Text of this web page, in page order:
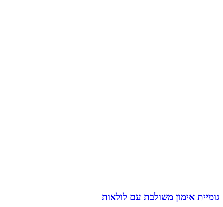
גומיית אימון משולבת עם לולאות